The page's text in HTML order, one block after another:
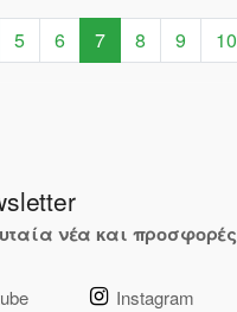
5 6 7 8 9 10
νέα και προσφορές
Instagram